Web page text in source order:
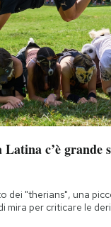
c’è grande
dei "therians", una
mira per criticare le